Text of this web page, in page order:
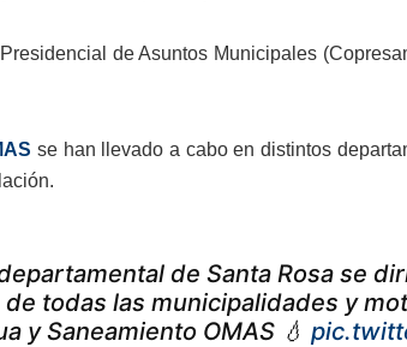
de Asuntos Municipales
se han llevado a cabo en distintos
de Santa Rosa se
todas las municipalidades y
y Saneamiento OMAS 💧